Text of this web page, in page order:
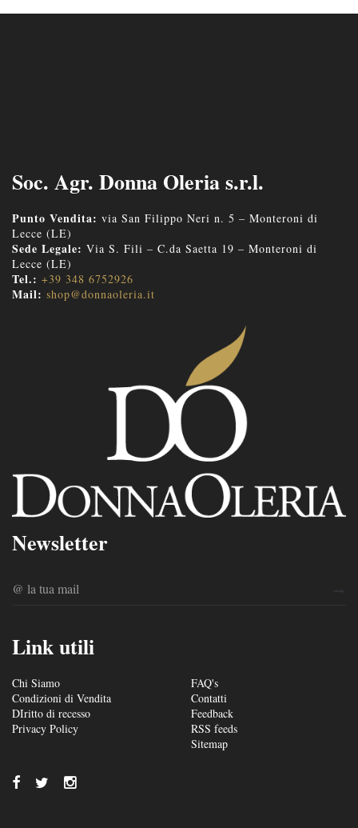
Soc. Agr. Donna Oleria s.r.l.
Punto Vendita: via San Filippo Neri n. 5 – Monteroni di
Lecce (LE)
Sede Legale: Via S. Fili – C.da Saetta 19 – Monteroni di
Lecce (LE)
Tel.: +39 348 6752926
Mail: shop@donnaoleria.it
Newsletter
Link utili
Chi Siamo
Condizioni di Vendita
DIritto di recesso
Privacy Policy
FAQ's
Contatti
Feedback
RSS feeds
Sitemap